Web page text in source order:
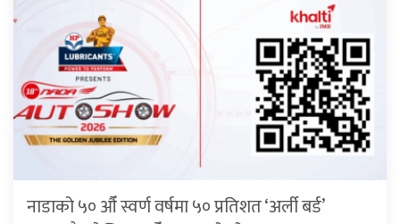
नाडाको ५० औँ स्वर्ण वर्षमा ५० प्रतिशत ‘अर्ली बर्ड’